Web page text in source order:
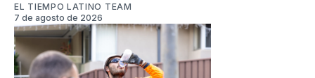
EL TIEMPO LATINO TEAM
7 de agosto de 2026